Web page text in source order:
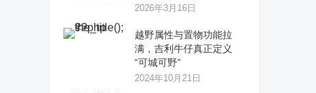
2026年3月16日
越野属性与置物功能拉
满，吉利牛仔真正定义
“可城可野”
2024年10月21日